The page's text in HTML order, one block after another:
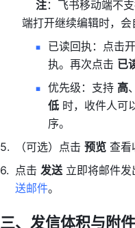
注：飞书移动端不
端打开继续编辑时，会
已读回执：点击
执。再次点击 已
优先级：支持 高、
低 时，收件人可
序。
（可选）点击 预览 查看
点击 发送 立即将邮件发
送邮件。
三、发信体积与附